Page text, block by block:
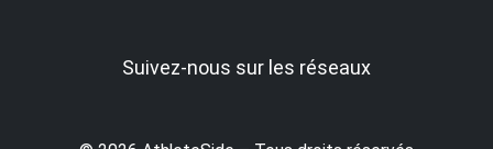
Suivez-nous sur les réseaux